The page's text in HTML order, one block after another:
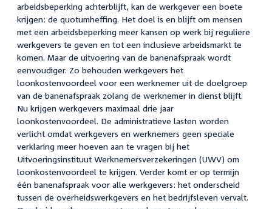
arbeidsbeperking achterblijft, kan de werkgever een boete
krijgen: de quotumheffing. Het doel is en blijft om mensen
met een arbeidsbeperking meer kansen op werk bij reguliere
werkgevers te geven en tot een inclusieve arbeidsmarkt te
komen. Maar de uitvoering van de banenafspraak wordt
eenvoudiger. Zo behouden werkgevers het
loonkostenvoordeel voor een werknemer uit de doelgroep
van de banenafspraak zolang de werknemer in dienst blijft.
Nu krijgen werkgevers maximaal drie jaar
loonkostenvoordeel. De administratieve lasten worden
verlicht omdat werkgevers en werknemers geen speciale
verklaring meer hoeven aan te vragen bij het
Uitvoeringsinstituut Werknemersverzekeringen (UWV) om
loonkostenvoordeel te krijgen. Verder komt er op termijn
één banenafspraak voor alle werkgevers: het onderscheid
tussen de overheidswerkgevers en het bedrijfsleven vervalt.